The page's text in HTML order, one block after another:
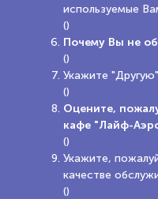
используемые
()
Почему Вы не
()
Укажите
()
Оцените,
кафе "Лайф-
()
Укажите,
качестве
()